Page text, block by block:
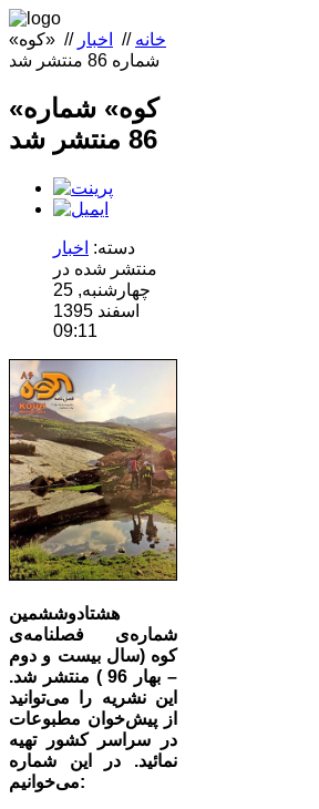
خانه // اخبار // «کوه»
شماره 86 منتشر شد
«کوه» شماره
86 منتشر شد
دسته: اخبار
منتشر شده در
چهارشنبه, 25
اسفند 1395
09:11
هشتادوششمین
شماره‌ی فصلنامه‌ی
کوه (سال بیست و دوم
– بهار 96 ) منتشر شد.
این نشریه را می‌توانید
از پیش‌خوان مطبوعات
در سراسر کشور تهیه
نمائید. در این شماره
می‌خوانیم: